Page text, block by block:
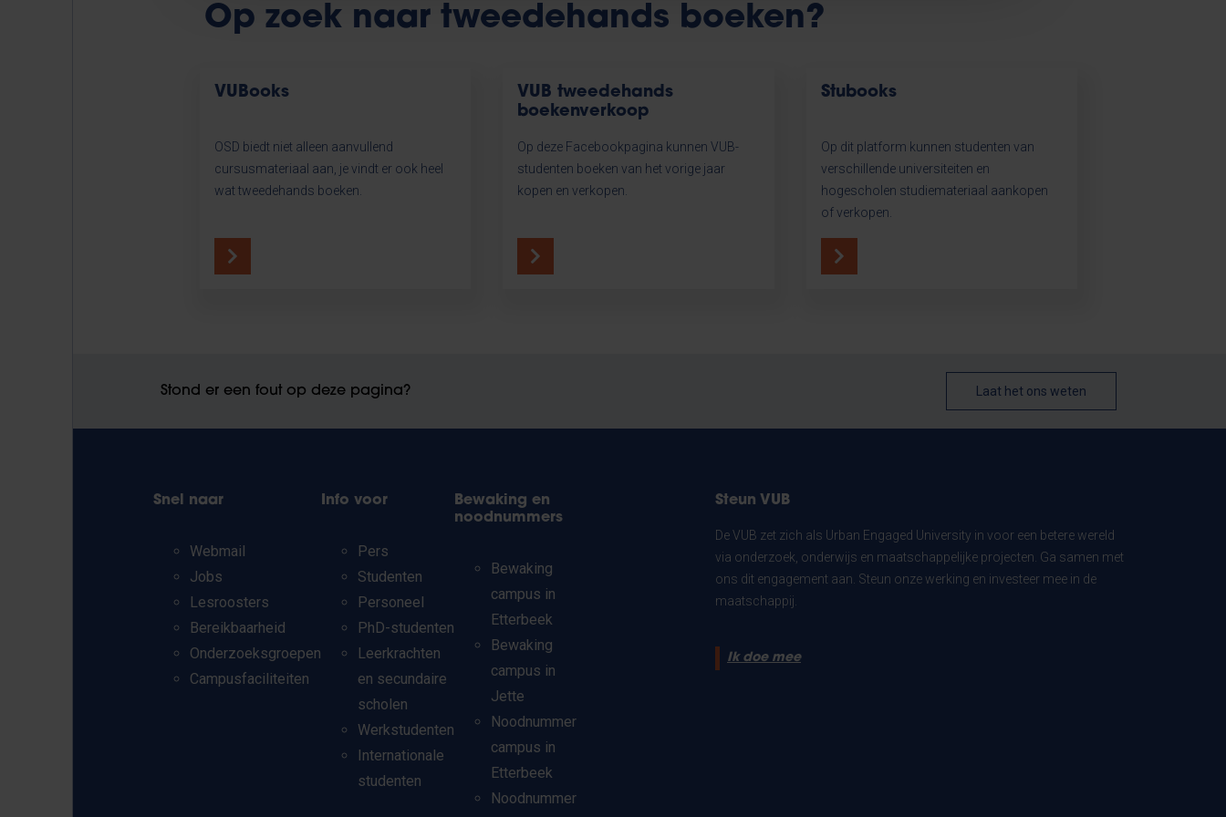
Op zoek naar tweedehands boeken?
VUBooks
OSD biedt niet alleen aanvullend
cursusmateriaal aan, je vindt er ook heel
wat tweedehands boeken.
VUB tweedehands
boekenverkoop
Op deze Facebookpagina kunnen VUB-
studenten boeken van het vorige jaar
kopen en verkopen.
Stubooks
Op dit platform kunnen studenten van
verschillende universiteiten en
hogescholen studiemateriaal aankopen
of verkopen.
Stond er een fout op deze pagina? Laat het ons weten
Snel naar
Webmail
Jobs
Lesroosters
Bereikbaarheid
Onderzoeksgroepen
Campusfaciliteiten
Info voor
Pers
Studenten
Personeel
PhD-studenten
Leerkrachten
en secundaire
scholen
Werkstudenten
Internationale
studenten
Bewaking en
noodnummers
Bewaking
campus in
Etterbeek
Bewaking
campus in
Jette
Noodnummer
campus in
Etterbeek
Noodnummer
Steun VUB
De VUB zet zich als Urban Engaged University in voor een betere wereld
via onderzoek, onderwijs en maatschappelijke projecten. Ga samen met
ons dit engagement aan. Steun onze werking en investeer mee in de
maatschappij.
Ik doe mee